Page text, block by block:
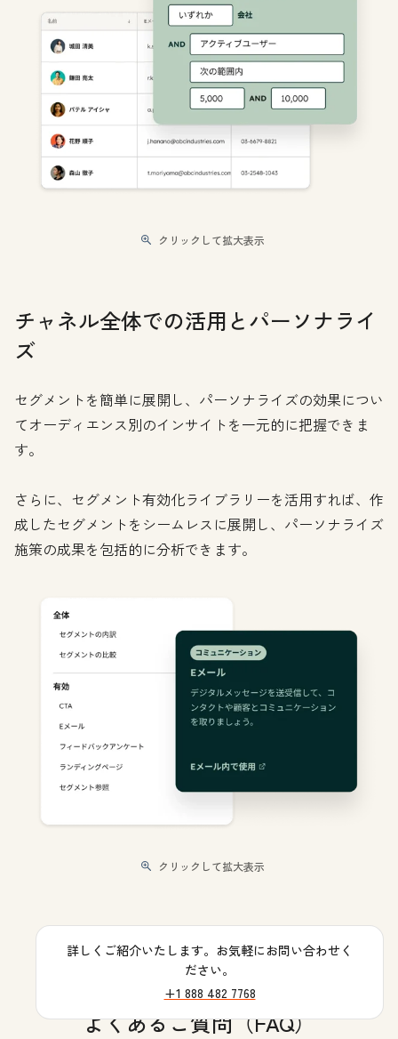
クリックして拡大表示
チャネル全体での活用とパーソナライ
ズ
セグメントを簡単に展開し、パーソナライズの効果につい
てオーディエンス別のインサイトを一元的に把握できま
す。
さらに、セグメント有効化ライブラリーを活用すれば、作
成したセグメントをシームレスに展開し、パーソナライズ
施策の成果を包括的に分析できます。
クリックして拡大表示
詳しくご紹介いたします。お気軽にお問い合わせく
ださい。
+1 888 482 7768
よくあるご質問（FAQ）